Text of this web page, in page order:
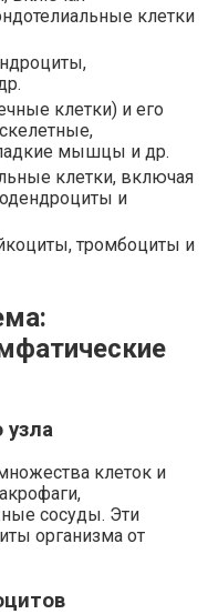
клетки
клетки) и его
мышцы и др.
клетки, включая
и
тромбоциты и
узла
клеток и
сосуды. Эти
организма от